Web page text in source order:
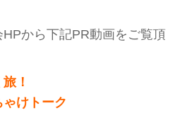
から下記PR動画をご覧頂
！
ゃけトーク